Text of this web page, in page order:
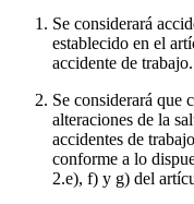
Se considerará
establecido en el
accidente de trabajo.
Se considerará que
alteraciones de la
accidentes de
conforme a lo
2.e), f) y g) del